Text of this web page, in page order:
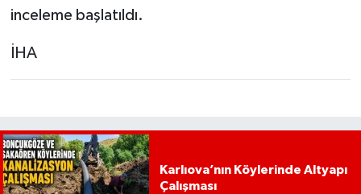
inceleme başlatıldı.
İHA
Karlıova’nın Köylerinde Altyapı
Çalışması